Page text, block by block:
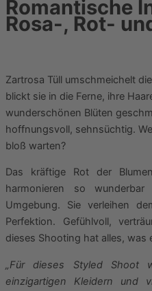
Romantische
Rosa-, Rot-
Zartrosa Tüll umschmeichelt
blickt sie in die Ferne, ihre
wunderschönen Blüten
hoffnungsvoll, sehnsüchtig.
bloß warten?
Das kräftige Rot der
harmonieren so
Umgebung. Sie verleihen
Perfektion. Gefühlvoll,
dieses Shooting hat alles, was
„Für dieses Styled Shoot
einzigartigen Kleidern und